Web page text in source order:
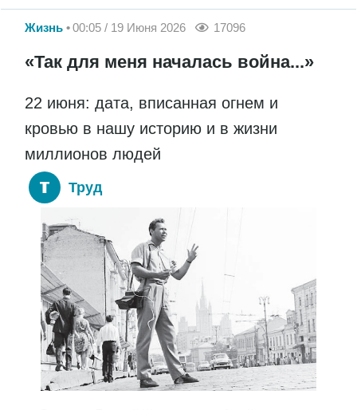
Жизнь 00:05 / 19 Июня 2026 17096
«Так для меня началась война...»
22 июня: дата, вписанная огнем и
кровью в нашу историю и в жизни
миллионов людей
Труд